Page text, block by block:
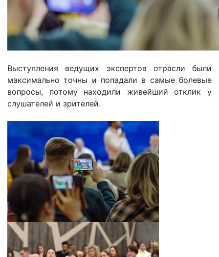
Выступления ведущих экспертов отрасли были
максимально точны и попадали в самые болевые
вопросы, потому находили живейший отклик у
слушателей и зрителей.